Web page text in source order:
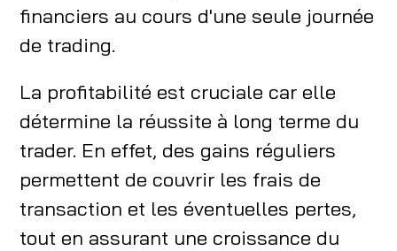
financiers au cours d'une seule journée
de trading.
La profitabilité est cruciale car elle
détermine la réussite à long terme du
trader. En effet, des gains réguliers
permettent de couvrir les frais de
transaction et les éventuelles pertes,
tout en assurant une croissance du